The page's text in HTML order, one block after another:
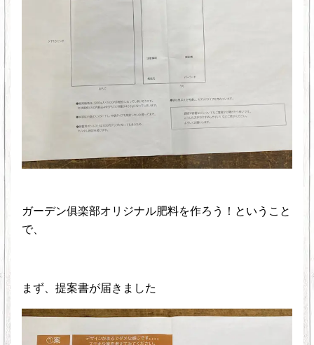
ガーデン俱楽部オリジナル肥料を作ろう！ということ
で、
まず、提案書が届きました